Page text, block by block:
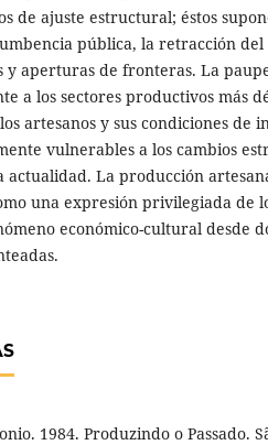
de ajuste estructural; éstos
pública, la retracción del
y aperturas de fronteras. La
a los sectores productivos más
artesanos y sus condiciones de
vulnerables a los cambios
actualidad. La producción
una expresión privilegiada de
económico-cultural desde
1984. Produzindo o Passado.